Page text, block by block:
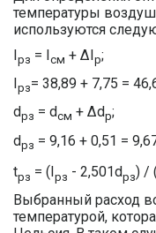
температуры
используются
Iрз = Iсм + ΔIр;
рз= 38,89 + 7,75 =
dрз = dсм + Δdр;
dрз = 9,16 + 0,51 =
tрз = (Iрз - 2,501dрз) /
Выбранный расход
температурой,